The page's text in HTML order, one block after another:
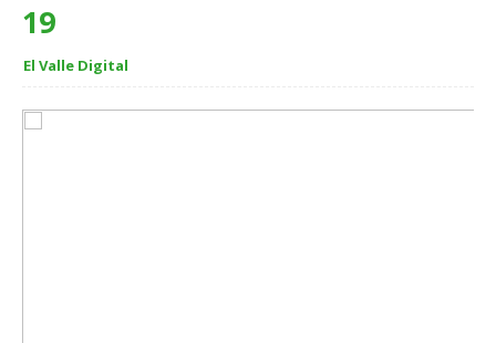
19
El Valle Digital